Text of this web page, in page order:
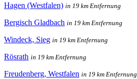
Hagen (Westfalen) in 19 km Entfernung
Bergisch Gladbach in 19 km Entfernung
Windeck, Sieg in 19 km Entfernung
Rösrath in 19 km Entfernung
Freudenberg, Westfalen in 19 km Entfernung